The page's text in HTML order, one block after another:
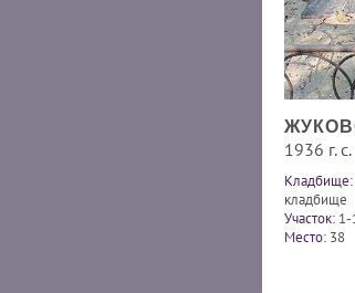
1936 г. с.
Кладбище:
кладбище
Участок: 1-
Место: 38